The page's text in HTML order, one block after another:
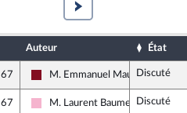
Auteur État
Gauche Démocrate et
M. Emmanuel MaurelDiscuté
Socialistes et apparentés
M. Laurent Baumel Discuté